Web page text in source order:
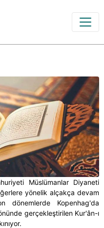
Müslümanlar Diyaneti
yönelik alçakça devam
dönemlerde Kopenhag'da
gerçekleştirilen Kur'ân-ı